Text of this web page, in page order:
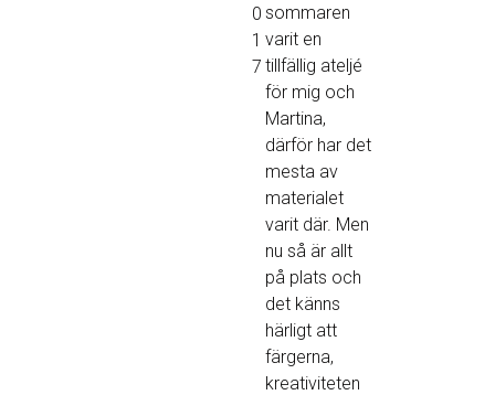
0
1
7
sommaren
varit en
tillfällig ateljé
för mig och
Martina,
därför har det
mesta av
materialet
varit där. Men
nu så är allt
på plats och
det känns
härligt att
färgerna,
kreativiteten